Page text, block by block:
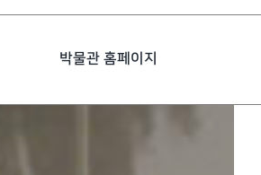
박물관 홈페이지